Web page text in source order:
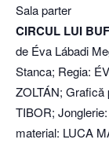
Sala parter
CIRCUL LUI
de Éva Lábadi
Stanca; Regia:
ZOLTÁN;
TIBOR;
material: LUCA